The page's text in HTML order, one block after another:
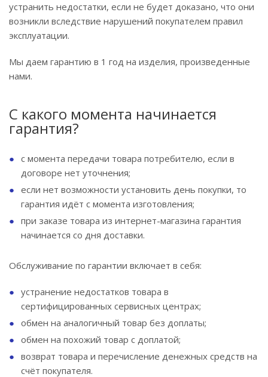
устранить недостатки, если не будет доказано, что они
возникли вследствие нарушений покупателем правил
эксплуатации.
Мы даем гарантию в 1 год на изделия, произведенные
нами.
С какого момента начинается
гарантия?
с момента передачи товара потребителю, если в
договоре нет уточнения;
если нет возможности установить день покупки, то
гарантия идёт с момента изготовления;
при заказе товара из интернет-магазина гарантия
начинается со дня доставки.
Обслуживание по гарантии включает в себя:
устранение недостатков товара в
сертифицированных сервисных центрах;
обмен на аналогичный товар без доплаты;
обмен на похожий товар с доплатой;
возврат товара и перечисление денежных средств на
счёт покупателя.